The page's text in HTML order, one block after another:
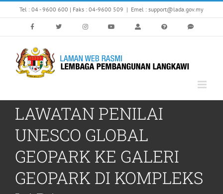
to
Tel : 04 - 9600 600 | Faks : 04-9600 509 | Emel : support@lada.gov.my
LAWATAN PENILAI
UNESCO GLOBAL
GEOPARK KE GALERI
GEOPARK DI KOMPLEKS